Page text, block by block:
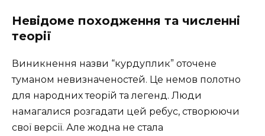
Невідоме походження та численні
теорії
Виникнення назви “курдуплик” оточене
туманом невизначеностей. Це немов полотно
для народних теорій та легенд. Люди
намагалися розгадати цей ребус, створюючи
свої версії. Але жодна не стала